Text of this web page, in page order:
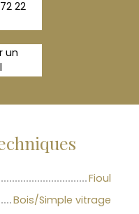
22
un
Fioul
Bois/Simple vitrage